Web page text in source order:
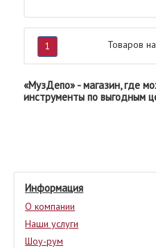
Товаров
1
«МузДепо» - магазин, где
инструменты по выгодным
Информация
О компании
Наши услуги
Шоу-рум